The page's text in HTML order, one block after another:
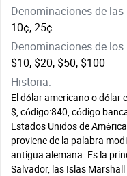
Denominaciones de
10¢, 25¢
Denominaciones de
$10, $20, $50, $100
Historia:
El dólar americano o
$, código:840, código
Estados Unidos de
proviene de la palabra
antigua alemana. Es la
Salvador, las Islas